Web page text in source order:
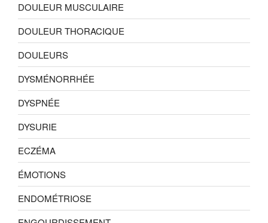
DOULEUR MUSCULAIRE
DOULEUR THORACIQUE
DOULEURS
DYSMÉNORRHÉE
DYSPNÉE
DYSURIE
ECZÉMA
ÉMOTIONS
ENDOMÉTRIOSE